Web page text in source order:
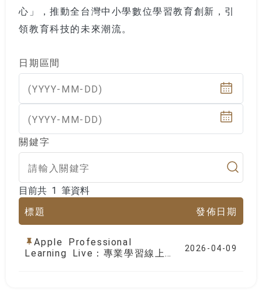
心」，推動全台灣中小學數位學習教育創新，引
領教育科技的未來潮流。
日期區間
(YYYY-MM-DD)
(YYYY-MM-DD)
關鍵字
目前共 1 筆資料
目前共 1 筆資料
標題 發佈日期
Apple Professional
Learning Live：專業學習線上
2026-04-09